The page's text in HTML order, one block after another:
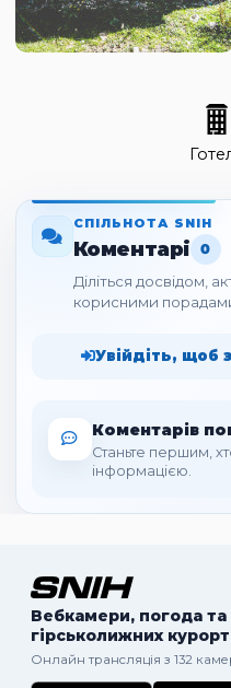
СПІЛЬНОТА SNIH
Коментарі 0
Діліться досвідом,
корисними
Увійдіть, щоб
Коментарів
Станьте першим,
інформацією.
Вебкамери, погода та
гірськолижних
Онлайн трансляція з 132